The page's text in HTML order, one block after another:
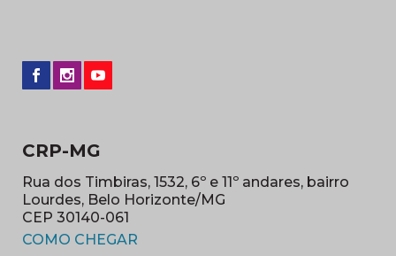
CRP-MG
Rua dos Timbiras, 1532, 6º e 11º andares, bairro
Lourdes, Belo Horizonte/MG
CEP 30140-061
COMO CHEGAR